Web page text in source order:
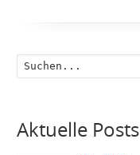
Aktuelle Posts